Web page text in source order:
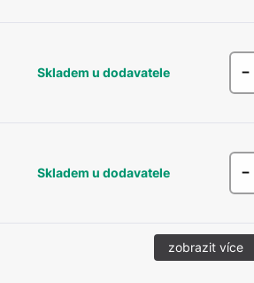
Skladem u dodavatele -
Skladem u dodavatele -
zobrazit více